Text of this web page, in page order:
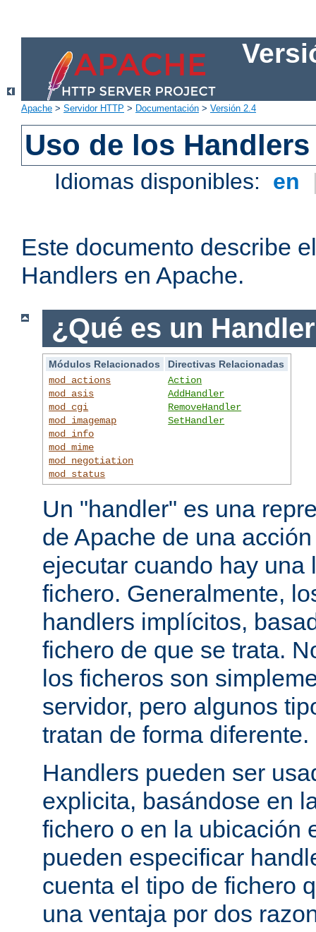
Apache > Servidor HTTP > Documentación > Versión 2.4
Uso de los
Idiomas disponibles: en
Este documento describe
Handlers en Apache.
¿Qué es un
Módulos Relacionados
Directivas Relacionadas
mod_actions
mod_asis
mod_cgi
mod_imagemap
mod_info
mod_mime
mod_negotiation
mod_status
Action
AddHandler
RemoveHandler
SetHandler
Un "handler" es una
de Apache de una
ejecutar cuando hay una
fichero. Generalmente,
handlers implícitos,
fichero de que se trata.
los ficheros son
servidor, pero algunos
tratan de forma diferente.
Handlers pueden ser
explicita, basándose en
fichero o en la ubicación
pueden especificar
cuenta el tipo de fichero
una ventaja por dos